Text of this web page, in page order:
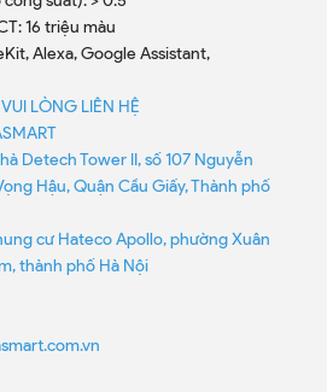
16 triệu màu
Alexa, Google Assistant,
LÒNG LIÊN HỆ
Detech Tower II, số 107 Nguyễn
Hậu, Quận Cầu Giấy, Thành phố
cư Hateco Apollo, phường Xuân
thành phố Hà Nội